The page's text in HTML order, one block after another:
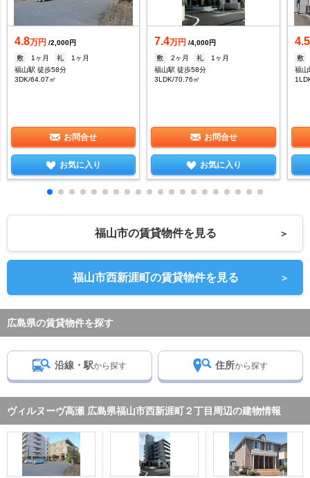
4.8万円 /2,000円
敷
1ヶ月 礼
1ヶ月
福山駅 徒歩58分
3DK/64.07㎡
お問合せ
お気に入り
7.4万円 /4,000円
敷
2ヶ月 礼
1ヶ月
福山駅 徒歩58分
3LDK/70.76㎡
お問合せ
お気に入り
敷
福
福山市の賃貸物件を見る ＞
福山市西新涯町の賃貸物件を見る ＞
広島県の賃貸物件を探す
沿線・駅から探す 住所から探す
ヴィルヌーヴ高瀬 広島県福山市西新涯町２丁目周辺の建物情報